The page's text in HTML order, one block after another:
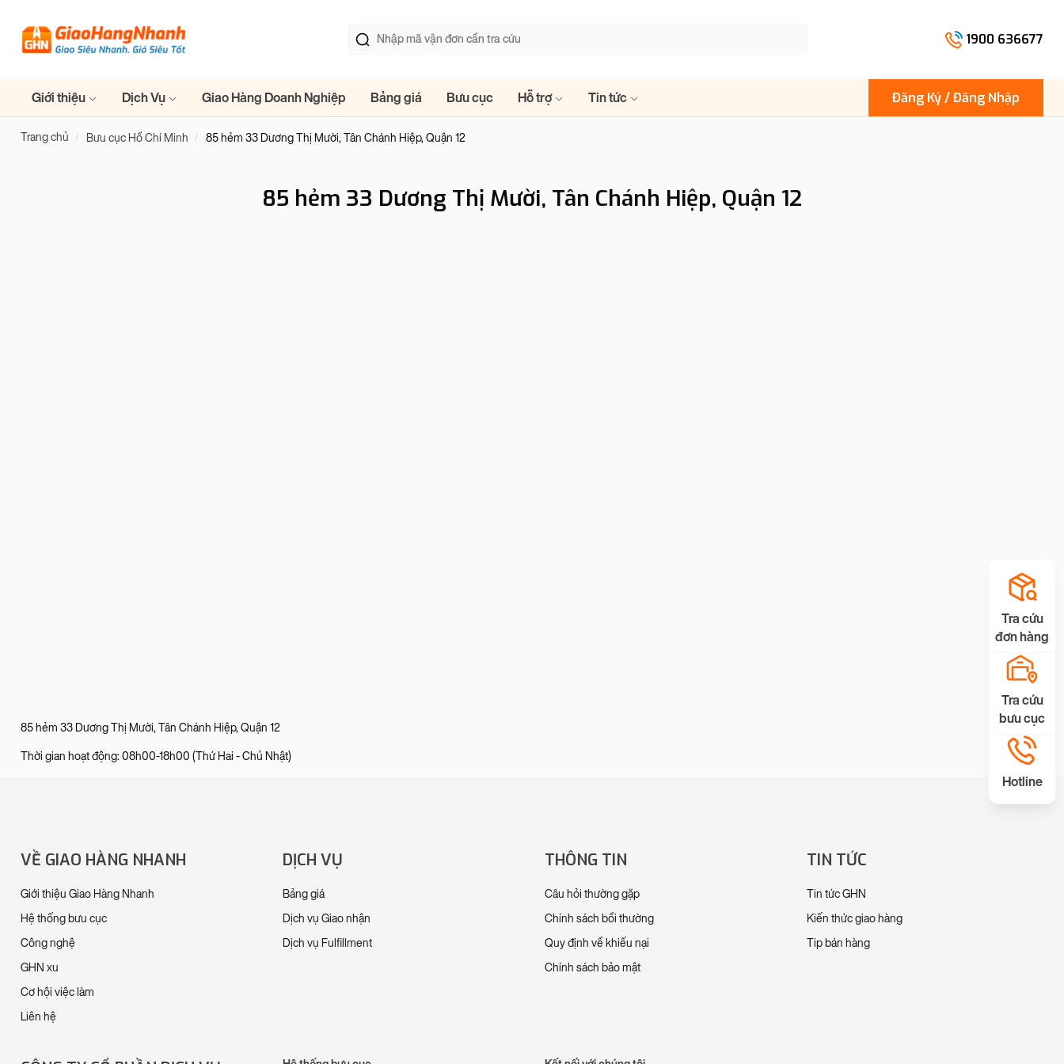
1900 636677
Giới thiệu Dịch Vụ Giao Hàng Doanh Nghiệp Bảng giá Bưu cục Hỗ trợ Tin tức Đăng Ký / Đăng Nhập
Trang chủ Bưu cục Hồ Chí Minh 85 hẻm 33 Dương Thị Mười, Tân Chánh Hiệp, Quận 12
85 hẻm 33 Dương Thị Mười, Tân Chánh Hiệp, Quận 12
85 hẻm 33 Dương Thị Mười, Tân Chánh Hiệp, Quận 12
Thời gian hoạt động: 08h00-18h00 (Thứ Hai - Chủ Nhật)
VỀ GIAO HÀNG NHANH
Giới thiệu Giao Hàng Nhanh
Hệ thống bưu cục
Công nghệ
GHN xu
Cơ hội việc làm
Liên hệ
DỊCH VỤ
Bảng giá
Dịch vụ Giao nhận
Dịch vụ Fulfillment
THÔNG TIN
Câu hỏi thường gặp
Chính sách bồi thường
Quy định về khiếu nại
Chính sách bảo mật
TIN TỨC
Tin tức GHN
Kiến thức giao hàng
Tip bán hàng
Tra cứu
đơn hàng
Tra cứu
bưu cục
Hotline